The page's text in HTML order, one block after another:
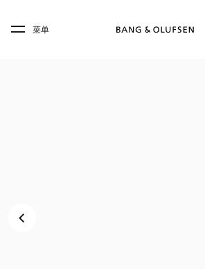
Skip to main footer
菜单